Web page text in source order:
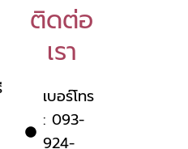
ติดต่อ
เรา
เบอร์โทร
: 093-
924-